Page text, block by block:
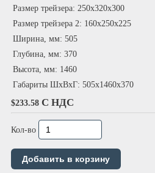
Размер трейзера: 250х320х300
Размер трейзера 2: 160х250х225
Ширина, мм: 505
Глубина, мм: 370
Высота, мм: 1460
Габариты ШхВхГ: 505х1460х370
$233.58 С НДС
Кол-во